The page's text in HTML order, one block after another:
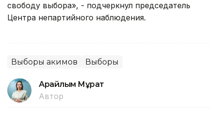
свободу выбора», - подчеркнул председатель
Центра непартийного наблюдения.
Выборы акимов Выборы
Арайлым Мұрат
Автор